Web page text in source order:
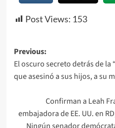
Post Views: 153
Previous:
El oscuro secreto detrás de
que asesinó a sus hijos, a su
Confirman a Leah
embajadora de EE. UU. en